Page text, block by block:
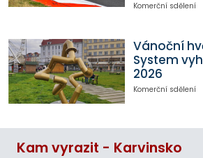
Komerční sdělení
Vánoční
System
2026
Komerční sdělení
Kam vyrazit - Karvinsko